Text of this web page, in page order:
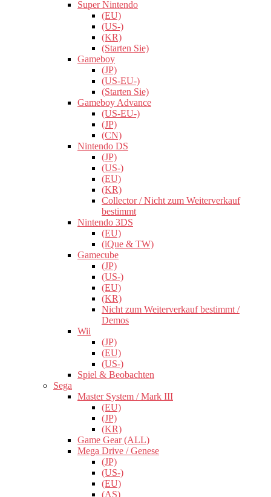
Super Nintendo
(EU)
(US-)
(KR)
(Starten Sie)
Gameboy
(JP)
(US-EU-)
(Starten Sie)
Gameboy Advance
(US-EU-)
(JP)
(CN)
Nintendo DS
(JP)
(US-)
(EU)
(KR)
Collector / Nicht zum Weiterverkauf
bestimmt
Nintendo 3DS
(EU)
(iQue & TW)
Gamecube
(JP)
(US-)
(EU)
(KR)
Nicht zum Weiterverkauf bestimmt /
Demos
Wii
(JP)
(EU)
(US-)
Spiel & Beobachten
Sega
Master System / Mark III
(EU)
(JP)
(KR)
Game Gear (ALL)
Mega Drive / Genese
(JP)
(US-)
(EU)
(AS)